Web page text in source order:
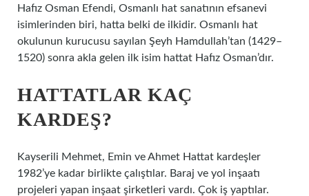
Hafız Osman Efendi, Osmanlı hat sanatının efsanevi
isimlerinden biri, hatta belki de ilkidir. Osmanlı hat
okulunun kurucusu sayılan Şeyh Hamdullah’tan (1429–
1520) sonra akla gelen ilk isim hattat Hafız Osman’dır.
HATTATLAR KAÇ
KARDEŞ?
Kayserili Mehmet, Emin ve Ahmet Hattat kardeşler
1982’ye kadar birlikte çalıştılar. Baraj ve yol inşaatı
projeleri yapan inşaat şirketleri vardı. Çok iş yaptılar.